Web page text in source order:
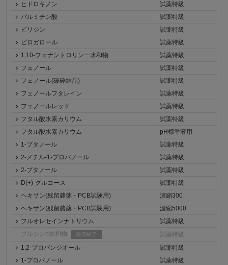
ヒドロキノン
試薬特級
パルミチン酸
試薬特級
ピリジン
試薬特級
ピロガロール
試薬特級
1,10-フェナントロリン一水和物
試薬特級
フェノール
試薬特級
フェノール(破砕結晶)
試薬特級
フェノールフタレイン
試薬特級
フェノールレッド
試薬特級
フタル酸水素カリウム
試薬特級
フタル酸水素カリウム
pH標準液用
1-ブタノール
試薬特級
2-メチル-1-プロパノール
試薬特級
2-ブタノール
試薬特級
D(+)-グルコース
試薬特級
ヘキサン(残留農薬・PCB試験用)
濃縮300
ヘキサン(残留農薬・PCB試験用)
濃縮5000
フルオレセインナトリウム
試薬特級
ブルシンn水和物
販売終了
試薬特級
1,2-プロパンジオール
試薬特級
1-プロパノール
試薬特級